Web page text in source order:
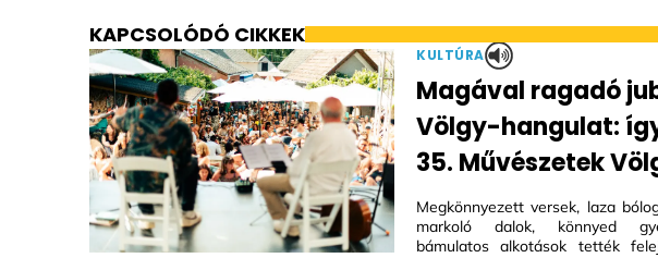
KAPCSOLÓDÓ CIKKEK
KULTÚRA
Magával ragadó
Völgy-hangulat:
35. Művészetek
Megkönnyezett versek, laza
markoló dalok, könnyed
bámulatos alkotások tették